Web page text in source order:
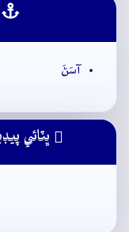
آسَڻَ
ڀٽائي